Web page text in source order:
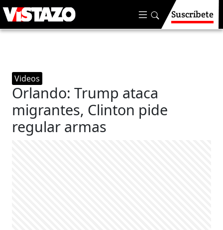
Suscríbete
Videos
Orlando: Trump ataca
migrantes, Clinton pide
regular armas